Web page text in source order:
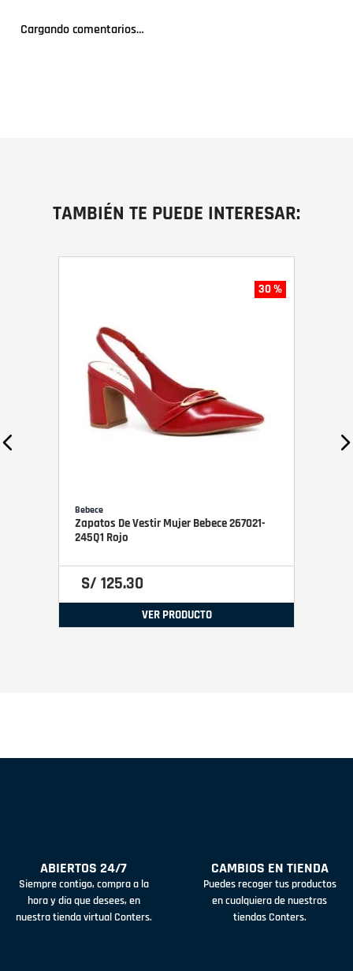
Cargando comentarios…
TAMBIÉN TE PUEDE INTERESAR:
30 %
Bebece
Zapatos De Vestir Mujer Bebece 267021-
245Q1 Rojo
S/ 125.30
VER PRODUCTO
ABIERTOS 24/7
Siempre contigo, compra a la
hora y día que desees, en
nuestra tienda virtual Conters.
CAMBIOS EN TIENDA
Puedes recoger tus productos
en cualquiera de nuestras
tiendas Conters.